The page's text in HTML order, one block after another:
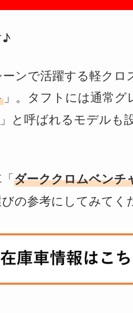
♪
ンで活躍する軽クロ
」。タフトには通常グ
と呼ばれるモデルも
ダーククロムベンチ
の参考にしてみてく